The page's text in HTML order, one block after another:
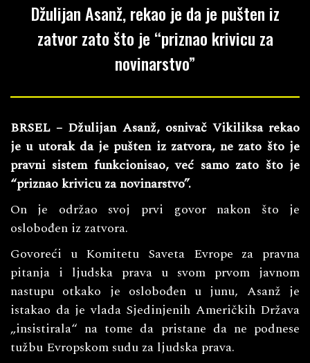
Džulijan Asanž, rekao je da je pušten iz
zatvor zato što je “priznao krivicu za
novinarstvo”
BRSEL – Džulijan Asanž, osnivač Vikiliksa rekao
je u utorak da je pušten iz zatvora, ne zato što je
pravni sistem funkcionisao, već samo zato što je
“priznao krivicu za novinarstvo”.
On je održao svoj prvi govor nakon što je
oslobođen iz zatvora.
Govoreći u Komitetu Saveta Evrope za pravna
pitanja i ljudska prava u svom prvom javnom
nastupu otkako je oslobođen u junu, Asanž je
istakao da je vlada Sjedinjenih Američkih Država
„insistirala“ na tome da pristane da ne podnese
tužbu Evropskom sudu za ljudska prava.